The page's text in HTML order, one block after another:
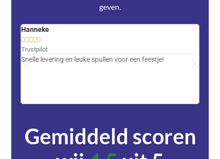
geven.
Hanneke

Trustpilot
Snelle levering en leuke spullen voor een feestje!
Gemiddeld scoren